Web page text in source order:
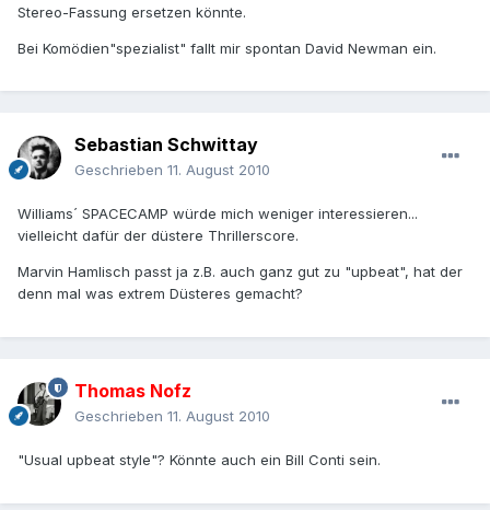
Stereo-Fassung ersetzen könnte.
Bei Komödien"spezialist" fallt mir spontan David Newman ein.
Sebastian Schwittay
Geschrieben 11. August 2010
Williams´ SPACECAMP würde mich weniger interessieren...
vielleicht dafür der düstere Thrillerscore.
Marvin Hamlisch passt ja z.B. auch ganz gut zu "upbeat", hat der
denn mal was extrem Düsteres gemacht?
Thomas Nofz
Geschrieben 11. August 2010
"Usual upbeat style"? Könnte auch ein Bill Conti sein.